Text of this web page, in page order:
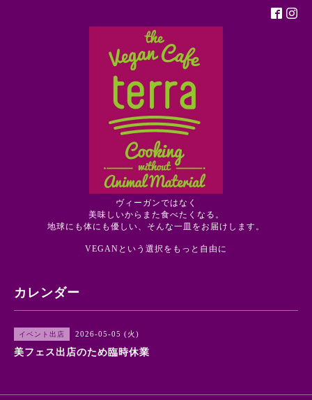
ヴィーガンではなく
美味しいからまた食べたくなる。
地球にも体にも優しい、そんな一皿をお届けします。
VEGANという選択をもっと自由に
カレンダー
イベント出店 2026-05-05 (火)
美フェス出店のため臨時休業